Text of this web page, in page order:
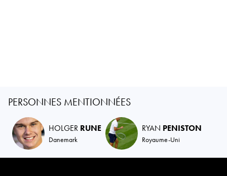
PERSONNES MENTIONNÉES
HOLGER RUNE
Danemark
RYAN PENISTON
Royaume-Uni